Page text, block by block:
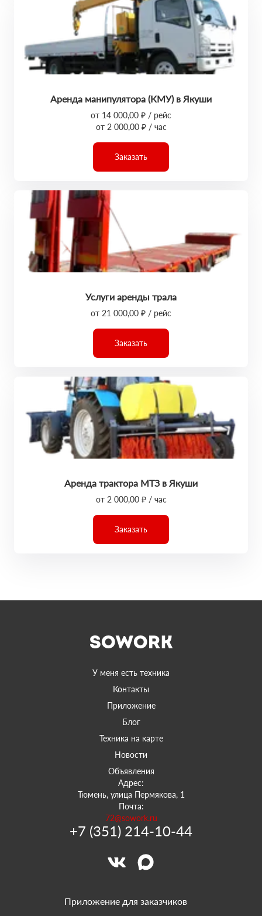
Аренда манипулятора (КМУ) в Якуши
от 14 000,00 ₽ / рейс
от 2 000,00 ₽ / час
Заказать
Услуги аренды трала
от 21 000,00 ₽ / рейс
Заказать
Аренда трактора МТЗ в Якуши
от 2 000,00 ₽ / час
Заказать
У меня есть техника
Контакты
Приложение
Блог
Техника на карте
Новости
Объявления
Адрес:
Тюмень, улица Пермякова, 1
Почта:
72@sowork.ru
+7 (351) 214-10-44
Приложение для заказчиков